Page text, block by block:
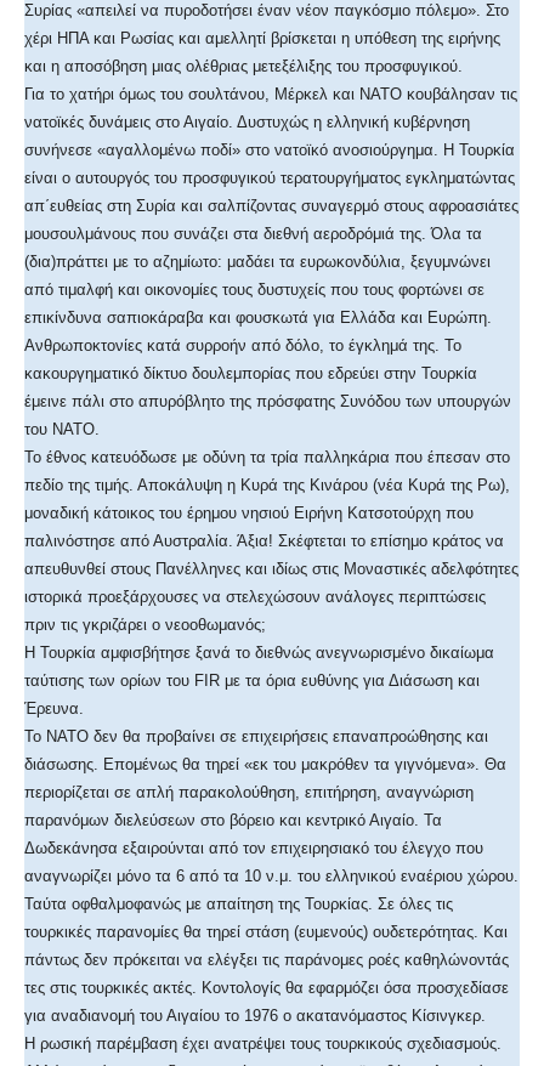
Συρίας «απειλεί να πυροδοτήσει έναν νέον παγκόσμιο πόλεμο». Στο
χέρι ΗΠΑ και Ρωσίας και αμελλητί βρίσκεται η υπόθεση της ειρήνης
και η αποσόβηση μιας ολέθριας μετεξέλιξης του προσφυγικού.
Για το χατήρι όμως του σουλτάνου, Μέρκελ και ΝΑΤΟ κουβάλησαν τις
νατοϊκές δυνάμεις στο Αιγαίο. Δυστυχώς η ελληνική κυβέρνηση
συνήνεσε «αγαλλομένω ποδί» στο νατοϊκό ανοσιούργημα. Η Τουρκία
είναι ο αυτουργός του προσφυγικού τερατουργήματος εγκληματώντας
απ΄ευθείας στη Συρία και σαλπίζοντας συναγερμό στους αφροασιάτες
μουσουλμάνους που συνάζει στα διεθνή αεροδρόμιά της. Όλα τα
(δια)πράττει με το αζημίωτο: μαδάει τα ευρωκονδύλια, ξεγυμνώνει
από τιμαλφή και οικονομίες τους δυστυχείς που τους φορτώνει σε
επικίνδυνα σαπιοκάραβα και φουσκωτά για Ελλάδα και Ευρώπη.
Ανθρωποκτονίες κατά συρροήν από δόλο, το έγκλημά της. Το
κακουργηματικό δίκτυο δουλεμπορίας που εδρεύει στην Τουρκία
έμεινε πάλι στο απυρόβλητο της πρόσφατης Συνόδου των υπουργών
του ΝΑΤΟ.
Το έθνος κατευόδωσε με οδύνη τα τρία παλληκάρια που έπεσαν στο
πεδίο της τιμής. Αποκάλυψη η Κυρά της Κινάρου (νέα Κυρά της Ρω),
μοναδική κάτοικος του έρημου νησιού Ειρήνη Κατσοτούρχη που
παλινόστησε από Αυστραλία. Άξια! Σκέφτεται το επίσημο κράτος να
απευθυνθεί στους Πανέλληνες και ιδίως στις Μοναστικές αδελφότητες
ιστορικά προεξάρχουσες να στελεχώσουν ανάλογες περιπτώσεις
πριν τις γκριζάρει ο νεοοθωμανός;
Η Τουρκία αμφισβήτησε ξανά το διεθνώς ανεγνωρισμένο δικαίωμα
ταύτισης των ορίων του FIR με τα όρια ευθύνης για Διάσωση και
Έρευνα.
Το ΝΑΤΟ δεν θα προβαίνει σε επιχειρήσεις επαναπροώθησης και
διάσωσης. Επομένως θα τηρεί «εκ του μακρόθεν τα γιγνόμενα». Θα
περιορίζεται σε απλή παρακολούθηση, επιτήρηση, αναγνώριση
παρανόμων διελεύσεων στο βόρειο και κεντρικό Αιγαίο. Τα
Δωδεκάνησα εξαιρούνται από τον επιχειρησιακό του έλεγχο που
αναγνωρίζει μόνο τα 6 από τα 10 ν.μ. του ελληνικού εναέριου χώρου.
Ταύτα οφθαλμοφανώς με απαίτηση της Τουρκίας. Σε όλες τις
τουρκικές παρανομίες θα τηρεί στάση (ευμενούς) ουδετερότητας. Και
πάντως δεν πρόκειται να ελέγξει τις παράνομες ροές καθηλώνοντάς
τες στις τουρκικές ακτές. Κοντολογίς θα εφαρμόζει όσα προσχεδίασε
για αναδιανομή του Αιγαίου το 1976 ο ακατανόμαστος Κίσινγκερ.
Η ρωσική παρέμβαση έχει ανατρέψει τους τουρκικούς σχεδιασμούς.